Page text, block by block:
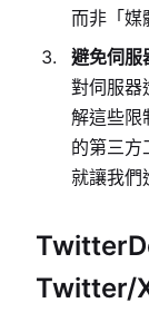
而非「媒
避免伺服
對伺服器
解這些限
的第三方
就讓我們
Twitter/